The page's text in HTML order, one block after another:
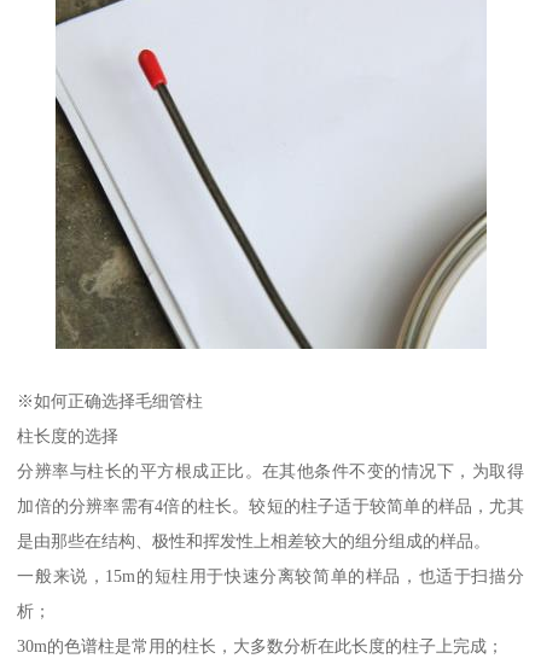
※如何正确选择毛细管柱
柱长度的选择
分辨率与柱长的平方根成正比。在其他条件不变的情况下，为取得
加倍的分辨率需有4倍的柱长。较短的柱子适于较简单的样品，尤其
是由那些在结构、极性和挥发性上相差较大的组分组成的样品。
一般来说，15m的短柱用于快速分离较简单的样品，也适于扫描分
析；
30m的色谱柱是常用的柱长，大多数分析在此长度的柱子上完成；